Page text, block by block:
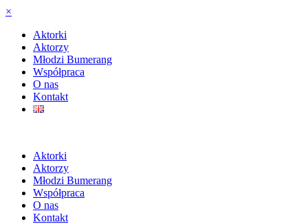
×
Aktorki
Aktorzy
Młodzi Bumerang
Współpraca
O nas
Kontakt
Aktorki
Aktorzy
Młodzi Bumerang
Współpraca
O nas
Kontakt